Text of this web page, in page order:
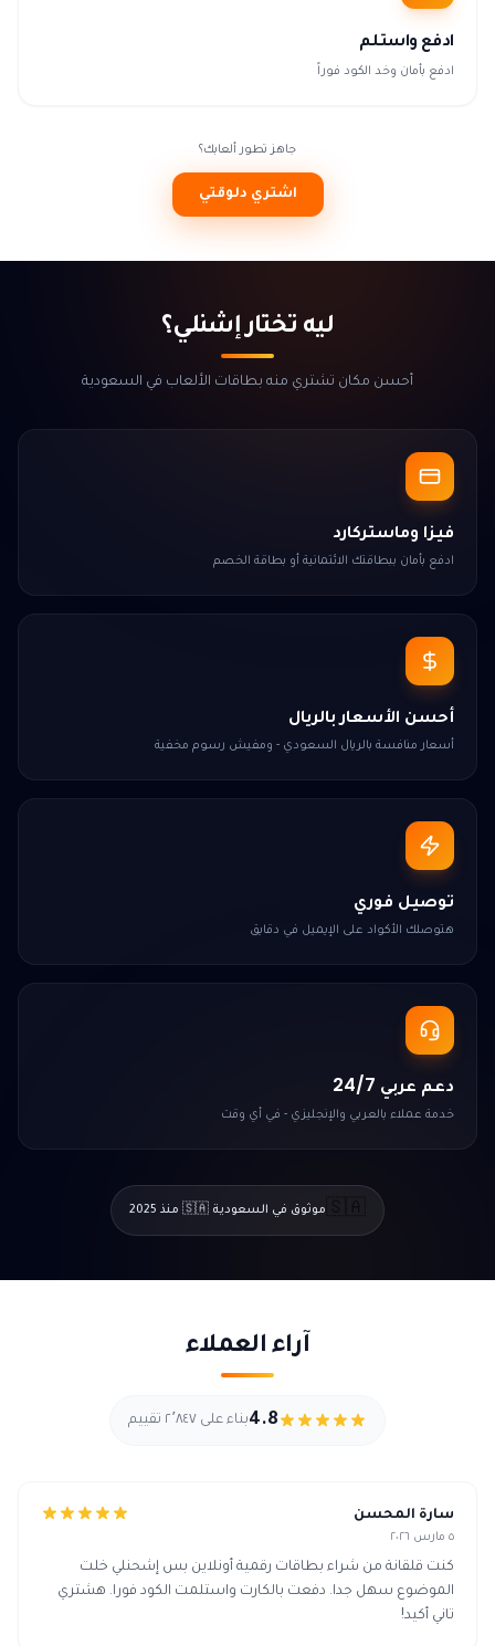
ادفع واستلم
ادفع بأمان وخد الكود فوراً
جاهز تطور ألعابك؟
اشتري دلوقتي
ليه تختار إشنلي؟
أحسن مكان تشتري منه بطاقات الألعاب في السعودية
فيزا وماستركارد
ادفع بأمان ببطاقتك الائتمانية أو بطاقة الخصم
أحسن الأسعار بالريال
أسعار منافسة بالريال السعودي - ومفيش رسوم مخفية
توصيل فوري
هتوصلك الأكواد على الإيميل في دقايق
دعم عربي 24/7
خدمة عملاء بالعربي والإنجليزي - في أي وقت
🇸🇦موثوق في السعودية 🇸🇦 منذ 2025
آراء العملاء
4.8بناء على ٢٬٨٤٧ تقييم
سارة المحسن
٥ مارس ٢٠٢٦
كنت قلقانة من شراء بطاقات رقمية أونلاين بس إشحنلي خلت
الموضوع سهل جدا. دفعت بالكارت واستلمت الكود فورا. هشتري
تاني أكيد!